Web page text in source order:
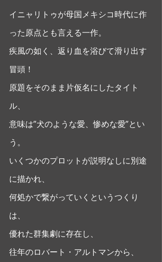
イニャリトゥが母国メキシコ時代に作
った原点とも言える一作。
疾風の如く、返り血を浴びて滑り出す
冒頭！
原題をそのまま片仮名にしたタイト
ル、
意味は”犬のような愛、惨めな愛”とい
う。
いくつかのプロットが説明なしに別途
に描かれ、
何処かで繋がっていくというつくり
は、
優れた群集劇に存在し、
往年のロバート・アルトマンから、